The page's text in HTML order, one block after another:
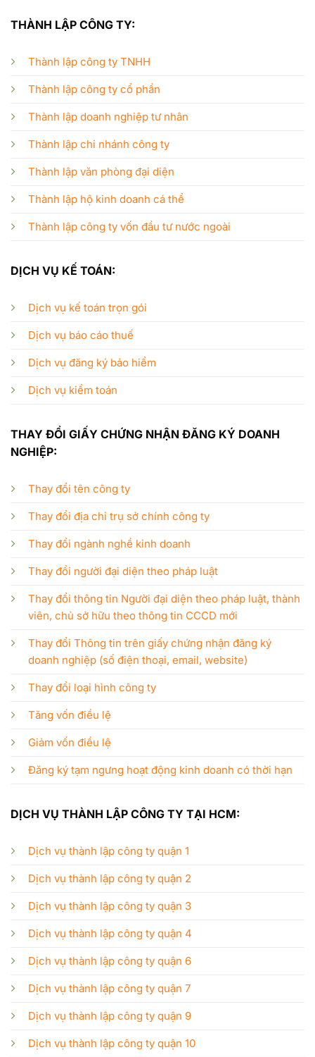
THÀNH LẬP CÔNG TY:
Thành lập công ty TNHH
Thành lập công ty cổ phần
Thành lập doanh nghiệp tư nhân
Thành lập chi nhánh công ty
Thành lập văn phòng đại diện
Thành lập hộ kinh doanh cá thể
Thành lập công ty vốn đầu tư nước ngoài
DỊCH VỤ KẾ TOÁN:
Dịch vụ kế toán trọn gói
Dịch vụ báo cáo thuế
Dịch vụ đăng ký bảo hiểm
Dịch vụ kiểm toán
THAY ĐỔI GIẤY CHỨNG NHẬN ĐĂNG KÝ DOANH
NGHIỆP:
Thay đổi tên công ty
Thay đổi địa chỉ trụ sở chính công ty
Thay đổi ngành nghề kinh doanh
Thay đổi người đại diện theo pháp luật
Thay đổi thông tin Người đại diện theo pháp luật, thành
viên, chủ sở hữu theo thông tin CCCD mới
Thay đổi Thông tin trên giấy chứng nhận đăng ký
doanh nghiệp (số điện thoại, email, website)
Thay đổi loại hình công ty
Tăng vốn điều lệ
Giảm vốn điều lệ
Đăng ký tạm ngưng hoạt động kinh doanh có thời hạn
DỊCH VỤ THÀNH LẬP CÔNG TY TẠI HCM:
Dịch vụ thành lập công ty quận 1
Dịch vụ thành lập công ty quận 2
Dịch vụ thành lập công ty quận 3
Dịch vụ thành lập công ty quận 4
Dịch vụ thành lập công ty quận 6
Dịch vụ thành lập công ty quận 7
Dịch vụ thành lập công ty quận 9
Dịch vụ thành lập công ty quận 10